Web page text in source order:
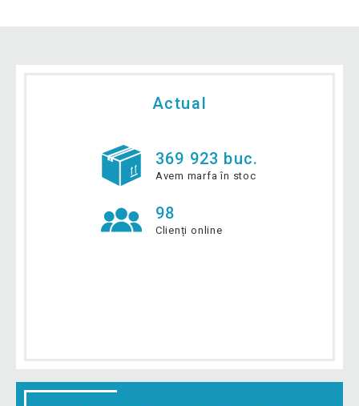
Actual
369 923 buc.
Avem marfa în stoc
98
Clienți online